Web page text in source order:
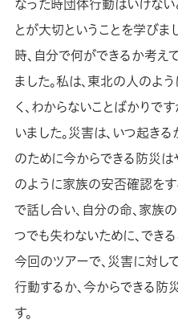
なった時団体行動はいけない
とが大切ということを学びま
時、自分で何ができるか考え
ました。私は、東北の人のよ
く、わからないことばかりで
いました。災害は、いつ起き
のために今からできる防災は
のように家族の安否確認を
で話し合い、自分の命、家族
つでも失わないために、でき
今回のツアーで、災害に対し
行動するか、今からできる
す。